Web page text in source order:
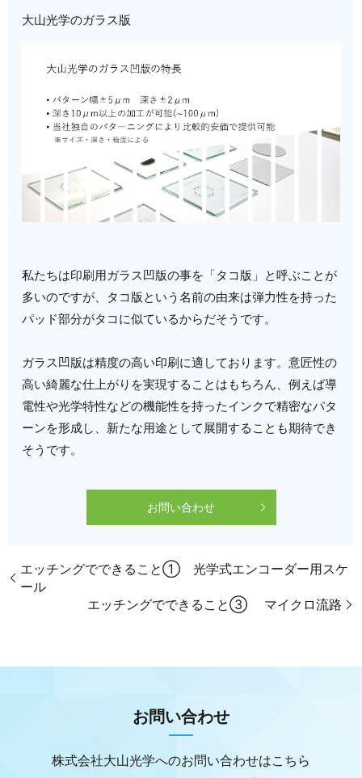
大山光学のガラス版
私たちは印刷用ガラス凹版の事を「タコ版」と呼ぶことが
多いのですが、タコ版という名前の由来は弾力性を持った
パッド部分がタコに似ているからだそうです。
ガラス凹版は精度の高い印刷に適しております。意匠性の
高い綺麗な仕上がりを実現することはもちろん、例えば導
電性や光学特性などの機能性を持ったインクで精密なパタ
ーンを形成し、新たな用途として展開することも期待でき
そうです。
お問い合わせ
エッチングでできること① 光学式エンコーダー用スケ
ール
エッチングでできること③ マイクロ流路
お問い合わせ
株式会社大山光学へのお問い合わせはこちら